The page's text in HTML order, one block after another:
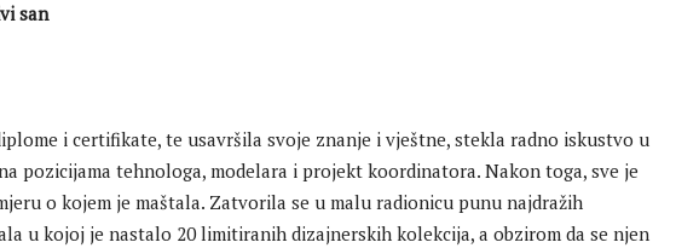
san
i certifikate, te usavršila svoje znanje i vještne, stekla radno iskustvo u
pozicijama tehnologa, modelara i projekt koordinatora. Nakon toga, sve je
o kojem je maštala. Zatvorila se u malu radionicu punu najdražih
u kojoj je nastalo 20 limitiranih dizajnerskih kolekcija, a obzirom da se njen